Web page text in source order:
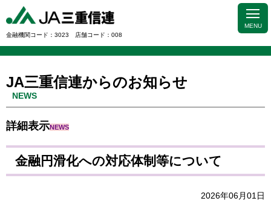
金融機関コード：3023 店舗コード：008
MENU
JA三重信連からのお知らせ
NEWS
詳細表示NEWS
金融円滑化への対応体制等について
2026年06月01日